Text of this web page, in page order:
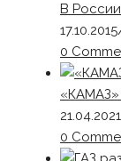
В
17.10.2015
0
«КАМАЗ»
21.04.2021
0